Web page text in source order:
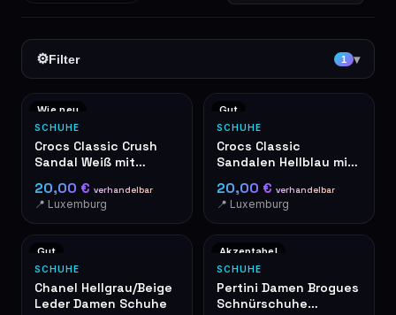
⚙Filter 1 ▾
Wie neu
SCHUHE
Crocs Classic Crush
Sandal Weiß mit
20,00 € verhandelbar
📍 Luxemburg
Gut
SCHUHE
Crocs Classic
Sandalen Hellblau mit
20,00 € verhandelbar
📍 Luxemburg
Gut
SCHUHE
Chanel Hellgrau/Beige
Leder Damen Schuhe
Akzeptabel
SCHUHE
Pertini Damen Brogues
Schnürschuhe